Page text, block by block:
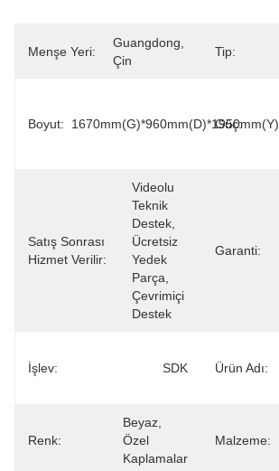
Menşe Yeri:
Guangdong,
Çin
Tip:
Boyut: 1670mm(G)*960mm(D)*1950mm(Y)
Güç:
Satış Sonrası
Hizmet Verilir:
Videolu
Teknik
Destek,
Ücretsiz
Yedek
Parça,
Çevrimiçi
Destek
Garanti:
İşlev: SDK Ürün Adı:
Renk:
Beyaz,
Özel
Kaplamalar
Malzeme: